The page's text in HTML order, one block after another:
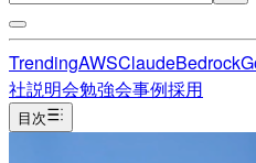
TrendingAWSClaudeBedrock
社説明会勉強会事例採用
目次